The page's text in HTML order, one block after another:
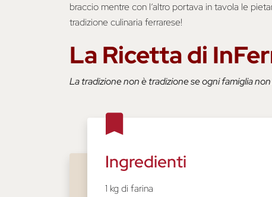
braccio mentre con l’altro portava in tavola le
tradizione culinaria ferrarese!
La Ricetta di
La tradizione non è tradizione se ogni famiglia
Ingredienti
1 kg di farina